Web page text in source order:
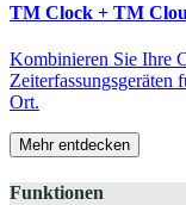
TM Clock + TM
Kombinieren Sie Ihre
Zeiterfassungsgeräten
Ort.
Mehr entdecken
Funktionen